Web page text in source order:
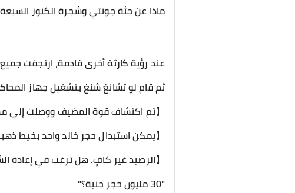
ماذا عن جثة جونتي وشجرة الكنوز السبعة
عند رؤية كارثة أخرى قادمة، ارتجفت
ثم قام لو تشانغ شنغ بتشغيل جهاز
【تم اكتشاف قوة المضيف ووصلت إلى
【يمكن استبدال حجر خالد واحد بخيط ذهبي واحد.
【الرصيد غير كافٍ. هل ترغب في إعادة
"30 مليون حجر جنية؟"